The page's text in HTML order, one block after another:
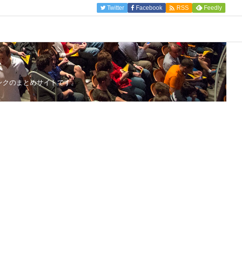
Twitter Facebook  RSS Feedly
のまとめサイトです。